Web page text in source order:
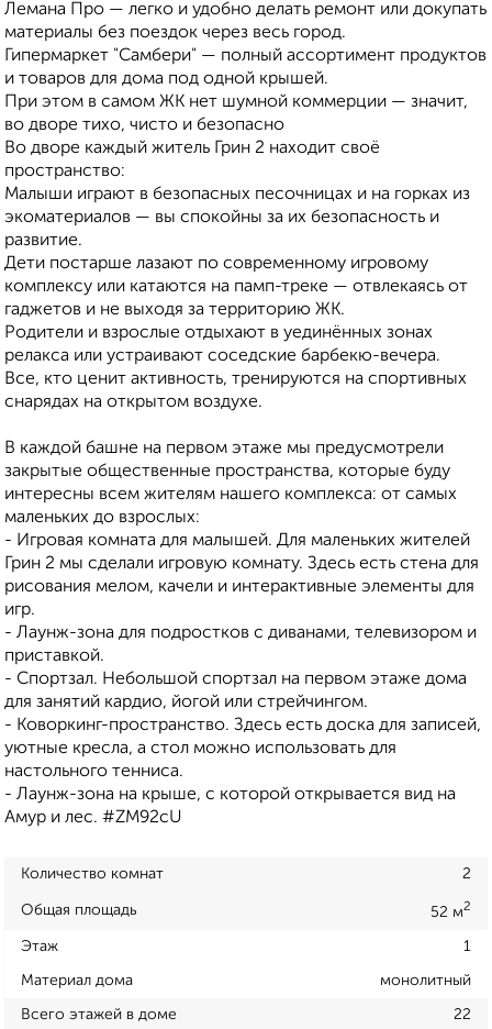
Лемана Про — легко и удобно делать ремонт или докупать
материалы без поездок через весь город.
Гипермаркет "Самбери" — полный ассортимент продуктов
и товаров для дома под одной крышей.
При этом в самом ЖК нет шумной коммерции — значит,
во дворе тихо, чисто и безопасно
Во дворе каждый житель Грин 2 находит своё
пространство:
Малыши играют в безопасных песочницах и на горках из
экоматериалов — вы спокойны за их безопасность и
развитие.
Дети постарше лазают по современному игровому
комплексу или катаются на памп-треке — отвлекаясь от
гаджетов и не выходя за территорию ЖК.
Родители и взрослые отдыхают в уединённых зонах
релакса или устраивают соседские барбекю-вечера.
Все, кто ценит активность, тренируются на спортивных
снарядах на открытом воздухе.
В каждой башне на первом этаже мы предусмотрели
закрытые общественные пространства, которые буду
интересны всем жителям нашего комплекса: от самых
маленьких до взрослых:
- Игровая комната для малышей. Для маленьких жителей
Грин 2 мы сделали игровую комнату. Здесь есть стена для
рисования мелом, качели и интерактивные элементы для
игр.
- Лаунж-зона для подростков с диванами, телевизором и
приставкой.
- Спортзал. Небольшой спортзал на первом этаже дома
для занятий кардио, йогой или стрейчингом.
- Коворкинг-пространство. Здесь есть доска для записей,
уютные кресла, а стол можно использовать для
настольного тенниса.
- Лаунж-зона на крыше, с которой открывается вид на
Амур и лес. #ZM92cU
Количество комнат 2
Общая площадь 52 м2
Этаж 1
Материал дома монолитный
Всего этажей в доме 22